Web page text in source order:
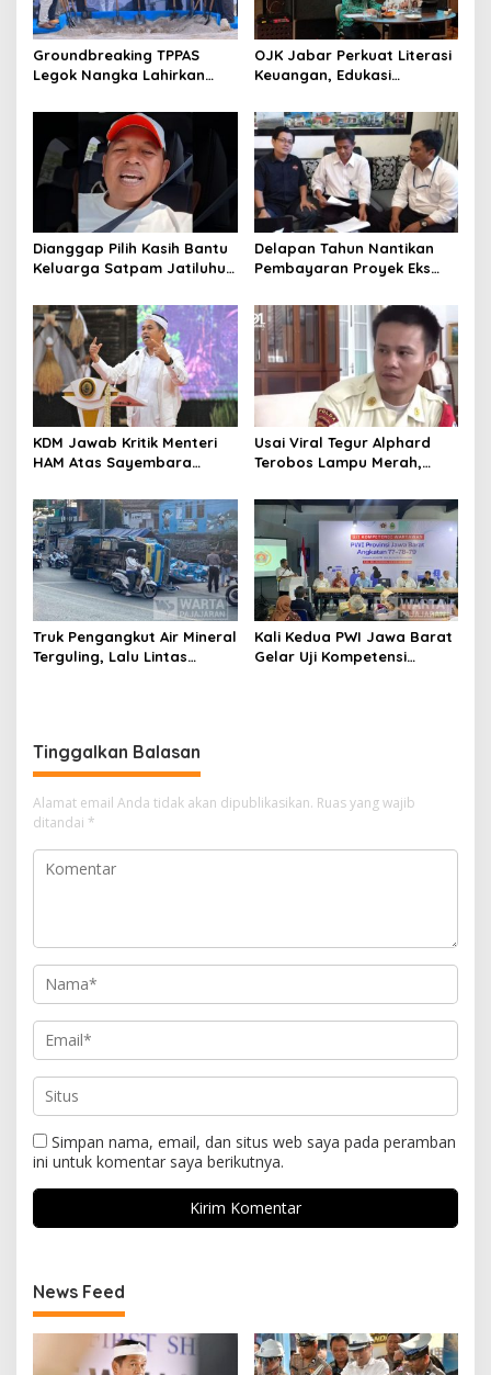
Groundbreaking TPPAS
Legok Nangka Lahirkan
Penyelesaian Sampah
Bandung Raya
OJK Jabar Perkuat Literasi
Keuangan, Edukasi
Pertumbuhan Ekonomi
Dianggap Pilih Kasih Bantu
Keluarga Satpam Jatiluhur
Penjelasan Dedi Mulyadi
Delapan Tahun Nantikan
Pembayaran Proyek Eks
Tasikmalaya Akui Merugi 3,9
Miliar
KDM Jawab Kritik Menteri
HAM Atas Sayembara
Pelaku Kejahatan
Usai Viral Tegur Alphard
Terobos Lampu Merah,
Jadi Satpam Gedung Sate
Truk Pengangkut Air Mineral
Terguling, Lalu Lintas
Kali Kedua PWI Jawa Barat
Gelar Uji Kompetensi
Tinggalkan Balasan
Alamat email Anda tidak akan dipublikasikan. Ruas yang wajib
ditandai *
Simpan nama, email, dan situs web saya pada peramban
ini untuk komentar saya berikutnya.
News Feed